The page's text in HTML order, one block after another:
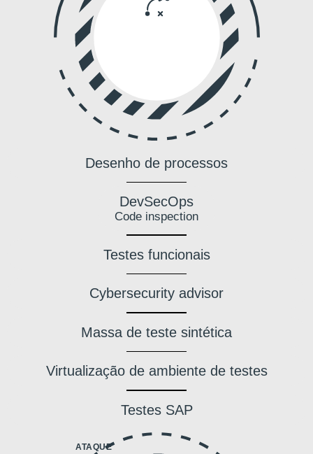
Desenho de processos
DevSecOps
Code inspection
Testes funcionais
Cybersecurity advisor
Massa de teste sintética
Virtualização de ambiente de testes
Testes SAP
ATAQUE